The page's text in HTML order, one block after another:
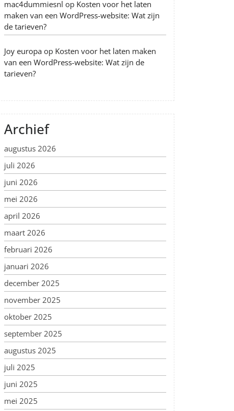
mac4dummiesnl op Kosten voor het laten
maken van een WordPress-website: Wat zijn
de tarieven?
Joy europa op Kosten voor het laten maken
van een WordPress-website: Wat zijn de
tarieven?
Archief
augustus 2026
juli 2026
juni 2026
mei 2026
april 2026
maart 2026
februari 2026
januari 2026
december 2025
november 2025
oktober 2025
september 2025
augustus 2025
juli 2025
juni 2025
mei 2025